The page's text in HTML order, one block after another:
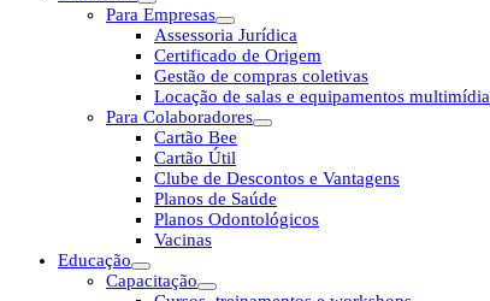
Para Empresas
Assessoria Jurídica
Certificado de Origem
Gestão de compras coletivas
Locação de salas e equipamentos multimídia
Para Colaboradores
Cartão Bee
Cartão Útil
Clube de Descontos e Vantagens
Planos de Saúde
Planos Odontológicos
Vacinas
Educação
Capacitação